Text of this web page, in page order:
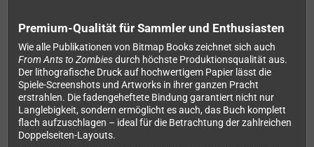
Premium-Qualität für Sammler und Enthusiasten
Wie alle Publikationen von Bitmap Books zeichnet sich auch
From Ants to Zombiesdurch höchste Produktionsqualität aus.
Der lithografische Druck auf hochwertigem Papier lässt die
Spiele-Screenshots und Artworks in ihrer ganzen Pracht
erstrahlen. Die fadengeheftete Bindung garantiert nicht nur
Langlebigkeit, sondern ermöglicht es auch, das Buch komplett
flach aufzuschlagen – ideal für die Betrachtung der zahlreichen
Doppelseiten-Layouts.